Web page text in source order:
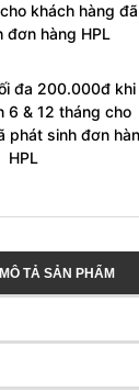
khách hàng đã
đơn hàng HPL
đa 200.000đ khi
6 & 12 tháng cho
phát sinh đơn
HPL
MÔ TẢ SẢN PHẨM